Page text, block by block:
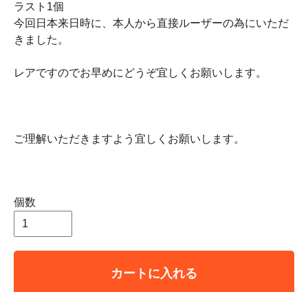
ラスト1個
今回日本来日時に、本人から直接ルーザーの為にいただ
きました。
レアですのでお早めにどうぞ宜しくお願いします。
ご理解いただきますよう宜しくお願いします。
個数
カートに入れる